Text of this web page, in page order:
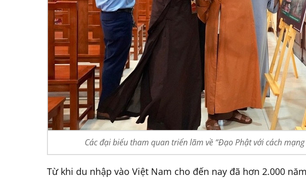
Các đại biểu tham quan triển lãm về “Đạo Phật với cách
Từ khi du nhập vào Việt Nam cho đến nay đã hơn 2.000